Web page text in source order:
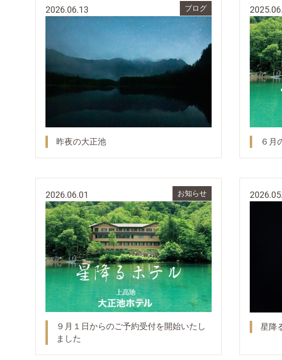
2026.06.13 ブログ
昨夜の大正池 ６月
2026.06.01 お知らせ
９月１日からのご予約受付を開始いたし
ました
星降